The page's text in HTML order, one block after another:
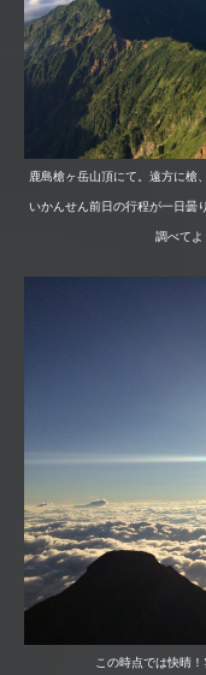
鹿島槍ヶ岳山頂にて。遠方に槍
いかんせん前日の行程が一日曇
調べてよ
この時点では快晴